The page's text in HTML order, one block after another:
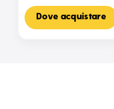
Nemico
Dove acquistare